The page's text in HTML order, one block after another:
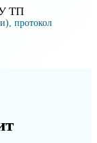
протокол